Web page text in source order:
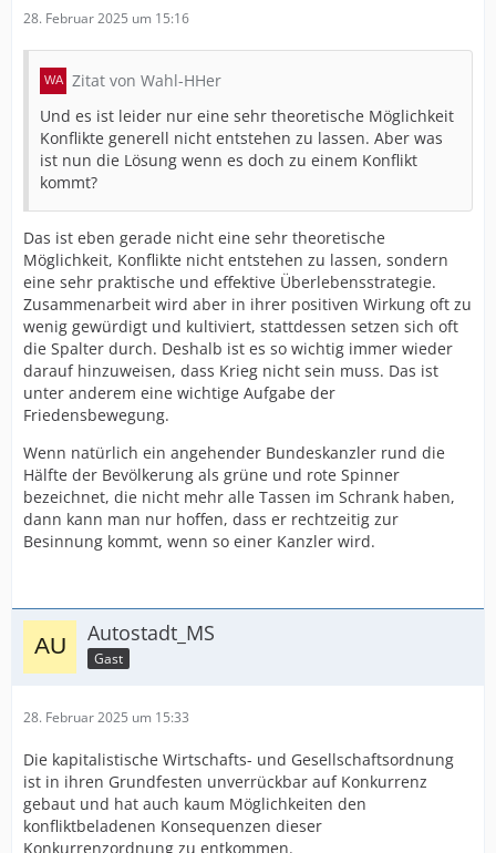
28. Februar 2025 um 15:16
Zitat von Wahl-HHer
Und es ist leider nur eine sehr theoretische Möglichkeit
Konflikte generell nicht entstehen zu lassen. Aber was
ist nun die Lösung wenn es doch zu einem Konflikt
kommt?
Das ist eben gerade nicht eine sehr theoretische
Möglichkeit, Konflikte nicht entstehen zu lassen, sondern
eine sehr praktische und effektive Überlebensstrategie.
Zusammenarbeit wird aber in ihrer positiven Wirkung oft zu
wenig gewürdigt und kultiviert, stattdessen setzen sich oft
die Spalter durch. Deshalb ist es so wichtig immer wieder
darauf hinzuweisen, dass Krieg nicht sein muss. Das ist
unter anderem eine wichtige Aufgabe der
Friedensbewegung.
Wenn natürlich ein angehender Bundeskanzler rund die
Hälfte der Bevölkerung als grüne und rote Spinner
bezeichnet, die nicht mehr alle Tassen im Schrank haben,
dann kann man nur hoffen, dass er rechtzeitig zur
Besinnung kommt, wenn so einer Kanzler wird.
Autostadt_MS
Gast
28. Februar 2025 um 15:33
Die kapitalistische Wirtschafts- und Gesellschaftsordnung
ist in ihren Grundfesten unverrückbar auf Konkurrenz
gebaut und hat auch kaum Möglichkeiten den
konfliktbeladenen Konsequenzen dieser
Konkurrenzordnung zu entkommen.